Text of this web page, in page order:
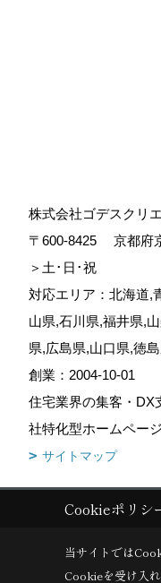
株式会社ゴデスクリ
〒600-8425
京都府
＞土･日･祝
対応エリア：北海道,
山県,石川県,福井県,
県,広島県,山口県,徳
創業：2004-10-01
住宅業界の集客・DX
社特化型ホームペー
サイトマップ
Copyright (c)
Cookieポリシ
当サイトでは
Cookieを受け入